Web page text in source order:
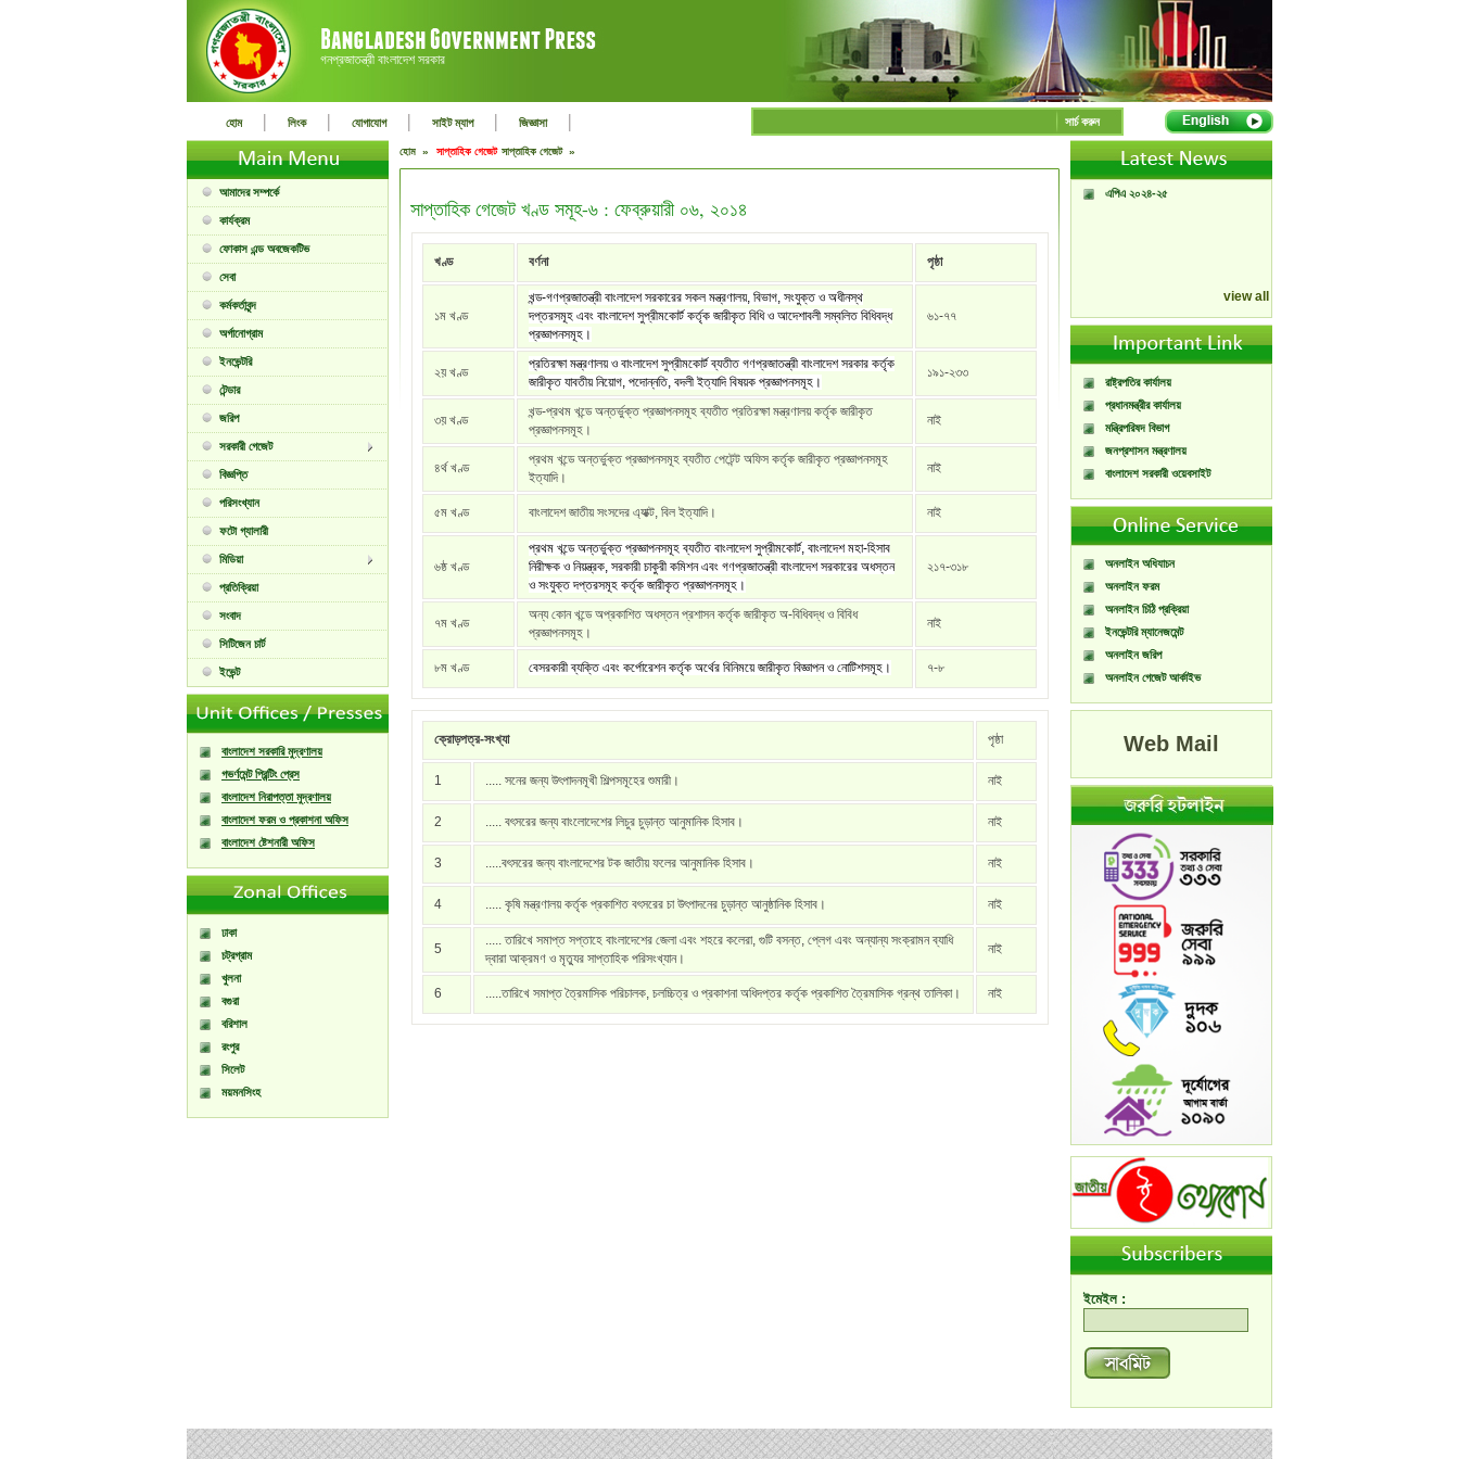
গনপ্রজাতন্ত্রী বাংলাদেশ সরকার
হোম | লিংক | যোগাযোগ | সাইট ম্যাপ | জিজ্ঞাসা | সার্চ করুন
আমাদের সম্পর্কে
কার্যক্রম
ফোকাস এন্ড অবজেকটিভ
সেবা
কর্মকর্তাবৃন্দ
অর্গানোগ্রাম
ইনভেন্টরি
টেন্ডার
জরিপ
সরকারী গেজেট
বিজ্ঞপ্তি
পরিসংখ্যান
ফটো গ্যালারী
মিডিয়া
প্রতিক্রিয়া
সংবাদ
সিটিজেন চার্ট
ইভেন্ট
বাংলাদেশ সরকারি মুদ্রণালয়
গভর্ণমেন্ট প্রিন্টিং প্রেস
বাংলাদেশ নিরাপত্তা মুদ্রণালয়
বাংলাদেশ ফরম ও প্রকাশনা অফিস
বাংলাদেশ ষ্টেশনারী অফিস
ঢাকা
চট্রগ্রাম
খুলনা
বগুরা
বরিশাল
রংপুর
সিলেট
ময়মনসিংহ
হোম » সাপ্তাহিক গেজেট সাপ্তাহিক গেজেট »
সাপ্তাহিক গেজেট খণ্ড সমূহ-৬ : ফেব্রুয়ারী ০৬, ২০১৪
খণ্ড বর্ণনা পৃষ্ঠা
১ম খণ্ড
খন্ড-গণপ্রজাতন্ত্রী বাংলাদেশ সরকারের সকল মন্ত্রণালয়, বিভাগ, সংযুক্ত ও অধীনস্থ
দপ্তরসমূহ এবং বাংলাদেশ সুপ্রীমকোর্ট কর্তৃক জারীকৃত বিধি ও আদেশাবলী সম্বলিত বিধিবদ্ধ
প্রজ্ঞাপনসমূহ।
৬১-৭৭
২য় খণ্ড
প্রতিরক্ষা মন্ত্রণালয় ও বাংলাদেশ সুপ্রীমকোর্ট ব্যতীত গণপ্রজাতন্ত্রী বাংলাদেশ সরকার কর্তৃক
জারীকৃত যাবতীয় নিয়োগ, পদোন্নতি, বদলী ইত্যাদি বিষয়ক প্রজ্ঞাপনসমূহ।
১৯১-২৩৩
৩য় খণ্ড
খন্ড-প্রথম খন্ডে অন্তর্ভুক্ত প্রজ্ঞাপনসমূহ ব্যতীত প্রতিরক্ষা মন্ত্রণালয় কর্তৃক জারীকৃত
প্রজ্ঞাপনসমূহ।
নাই
৪র্থ খণ্ড
প্রথম খন্ডে অন্তর্ভুক্ত প্রজ্ঞাপনসমূহ ব্যতীত পেটেন্ট অফিস কর্তৃক জারীকৃত প্রজ্ঞাপনসমূহ
ইত্যাদি।
নাই
৫ম খণ্ড বাংলাদেশ জাতীয় সংসদের এ্যাক্ট, বিল ইত্যাদি। নাই
৬ষ্ঠ খণ্ড
প্রথম খন্ডে অন্তর্ভুক্ত প্রজ্ঞাপনসমূহ ব্যতীত বাংলাদেশ সুপ্রীমকোর্ট, বাংলাদেশ মহা-হিসাব
নিরীক্ষক ও নিয়ন্ত্রক, সরকারী চাকুরী কমিশন এবং গণপ্রজাতন্ত্রী বাংলাদেশ সরকারের অধস্তন
ও সংযুক্ত দপ্তরসমূহ কর্তৃক জারীকৃত প্রজ্ঞাপনসমূহ।
২১৭-৩১৮
৭ম খণ্ড
অন্য কোন খন্ডে অপ্রকাশিত অধস্তন প্রশাসন কর্তৃক জারীকৃত অ-বিধিবদ্ধ ও বিবিধ
প্রজ্ঞাপনসমূহ।
নাই
৮ম খণ্ড বেসরকারী ব্যক্তি এবং কর্পোরেশন কর্তৃক অর্থের বিনিময়ে জারীকৃত বিজ্ঞাপন ও নোটিশসমূহ। ৭-৮
ক্রোড়পত্র-সংখ্যা পৃষ্ঠা
1 ..... সনের জন্য উৎপাদনমূখী শিল্পসমূহের শুমারী। নাই
2 ..... বৎসরের জন্য বাংলোদেশের লিচুর চুড়ান্ত আনুমানিক হিসাব। নাই
3 .....বৎসরের জন্য বাংলাদেশের টক জাতীয় ফলের আনুমানিক হিসাব। নাই
4 ..... কৃষি মন্ত্রণালয় কর্তৃক প্রকাশিত বৎসরের চা উৎপাদনের চুড়ান্ত আনুষ্ঠানিক হিসাব। নাই
5
..... তারিখে সমাপ্ত সপ্তাহে বাংলাদেশের জেলা এবং শহরে কলেরা, গুটি বসন্ত, প্লেগ এবং অন্যান্য সংক্রামন ব্যাধি
দ্বারা আক্রমণ ও মৃত্যুর সাপ্তাহিক পরিসংখ্যান।
নাই
6 .....তারিখে সমাপ্ত ত্রৈমাসিক পরিচালক, চলচ্চিত্র ও প্রকাশনা অধিদপ্তর কর্তৃক প্রকাশিত ত্রৈমাসিক গ্রন্থ তালিকা। নাই
A Handbook of
Government Press
Citizen Charter of
Bangladesh Government
Press
সরকারী বর্ষপঞ্জি ২০২৬
এপিএ ২০২৪-২৫
view all
রাষ্ট্রপতির কার্যালয়
প্রধানমন্ত্রীর কার্যালয়
মন্ত্রিপরিষদ বিভাগ
জনপ্রশাসন মন্ত্রণালয়
বাংলাদেশ সরকারী ওয়েবসাইট
অনলাইন অধিযাচন
অনলাইন ফরম
অনলাইন চিঠি প্রক্রিয়া
ইনভেন্টরি ম্যানেজমেন্ট
অনলাইন জরিপ
অনলাইন গেজেট আর্কাইভ
Web Mail
ইমেইল :